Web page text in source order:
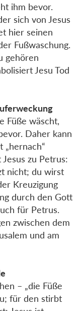
ihm bevor.
sich von Jesus
hier seinen
Fußwaschung.
gehören
Jesu Tod
Füße wäscht,
Daher kann
„hernach“
zu Petrus:
nicht; du wirst
Kreuzigung
durch den Gott
für Petrus.
zwischen dem
und am
– „die Füße
für den stirbt